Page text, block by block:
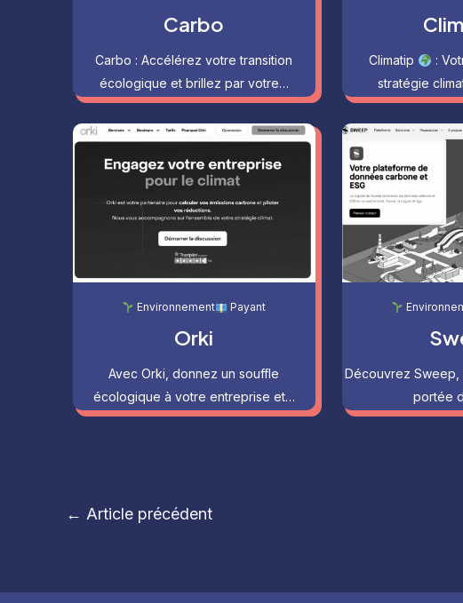
Carbo
Carbo : Accélérez votre transition
écologique et brillez par votre…
Climatip
:
stratégie
Environnement Payant
Orki
Avec Orki, donnez un souffle
écologique à votre entreprise et…
Découvrez
portée
Navigation
← Article précédent